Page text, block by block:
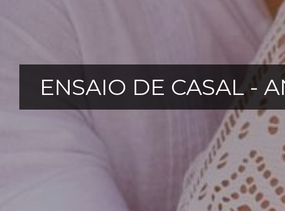
ENSAIO DE CASAL -